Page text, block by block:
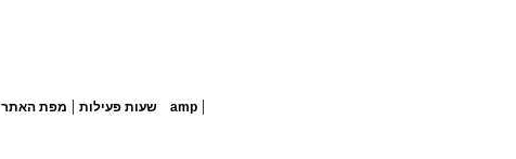
שעות פעילות | מפת האתר amp |